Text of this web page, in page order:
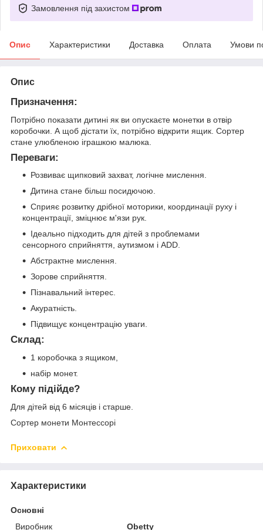
Замовлення під захистом
Опис Характеристики Доставка Оплата Умови
Опис
Призначення:
Потрібно показати дитині як ви опускаєте монетки в отвір
коробочки. А щоб дістати їх, потрібно відкрити ящик. Сортер
стане улюбленою іграшкою малюка.
Переваги:
Розвиває щипковий захват, логічне мислення.
Дитина стане більш посидючою.
Сприяє розвитку дрібної моторики, координації руху і
концентрації, зміцнює м'язи рук.
Ідеально підходить для дітей з проблемами
сенсорного сприйняття, аутизмом і ADD.
Абстрактне мислення.
Зорове сприйняття.
Пізнавальний інтерес.
Акуратність.
Підвищує концентрацію уваги.
Склад:
1 коробочка з ящиком,
набір монет.
Кому підійде?
Для дітей від 6 місяців і старше.
Сортер монети Монтессорі
Приховати
Характеристики
Основні
Виробник
Obetty